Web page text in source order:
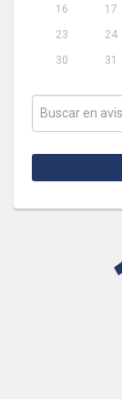
16
17
23
24
30
31